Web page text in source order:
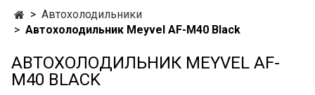
Автохолодильники
Автохолодильник Meyvel AF-M40 Black
АВТОХОЛОДИЛЬНИК MEYVEL AF-
M40 BLACK